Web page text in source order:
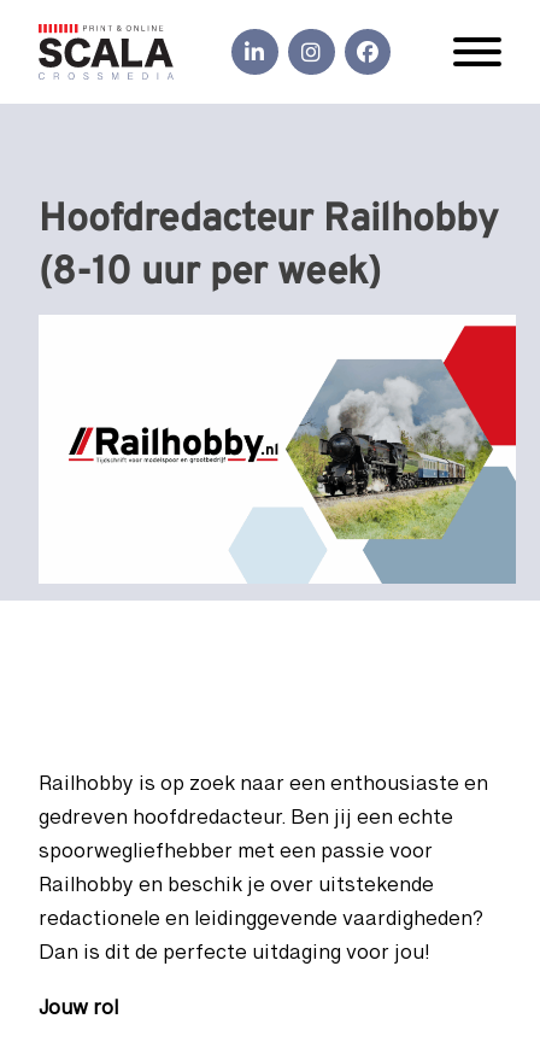
Hoofdredacteur Railhobby
(8-10 uur per week)
Railhobby is op zoek naar een enthousiaste en
gedreven hoofdredacteur. Ben jij een echte
spoorwegliefhebber met een passie voor
Railhobby en beschik je over uitstekende
redactionele en leidinggevende vaardigheden?
Dan is dit de perfecte uitdaging voor jou!
Jouw rol